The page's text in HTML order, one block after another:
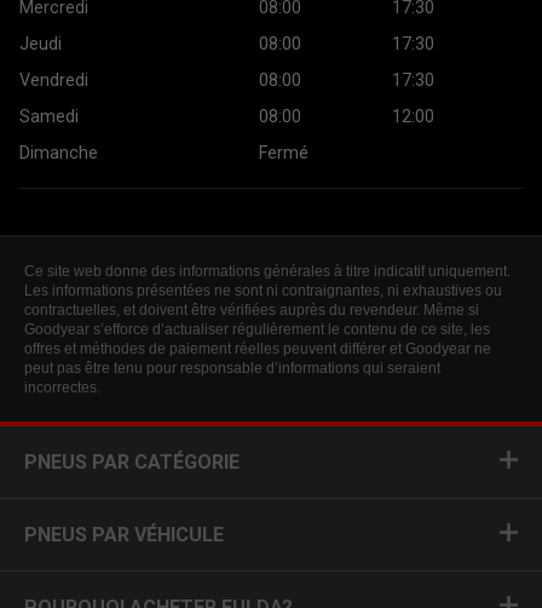
Mercredi
08:00
17:30
Jeudi
08:00
17:30
Vendredi
08:00
17:30
Samedi
08:00
12:00
Dimanche
Fermé
Ce site web donne des informations générales à titre indicatif uniquement.
Les informations présentées ne sont ni contraignantes, ni exhaustives ou
contractuelles, et doivent être vérifiées auprès du revendeur. Même si
Goodyear s’efforce d’actualiser régulièrement le contenu de ce site, les
offres et méthodes de paiement réelles peuvent différer et Goodyear ne
peut pas être tenu pour responsable d’informations qui seraient
incorrectes.
PNEUS PAR CATÉGORIE
PNEUS PAR VÉHICULE